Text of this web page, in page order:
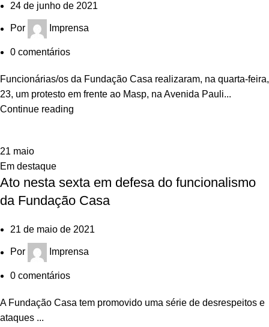
24 de junho de 2021
Por Imprensa
0 comentários
Funcionárias/os da Fundação Casa realizaram, na quarta-feira,
23, um protesto em frente ao Masp, na Avenida Pauli...
Continue reading
21 maio
Em destaque
Ato nesta sexta em defesa do funcionalismo
da Fundação Casa
21 de maio de 2021
Por Imprensa
0 comentários
A Fundação Casa tem promovido uma série de desrespeitos e
ataques ...